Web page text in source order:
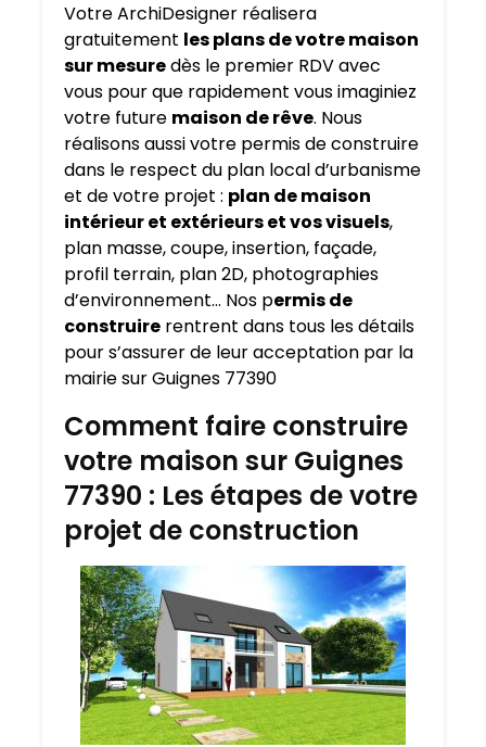
Votre ArchiDesigner réalisera
gratuitement les plans de votre maison
sur mesuredès le premier RDV avec
vous pour que rapidement vous imaginiez
votre future maison de rêve. Nous
réalisons aussi votre permis de construire
dans le respect du plan local d’urbanisme
et de votre projet : plan de maison
intérieur et extérieurs et vos visuels,
plan masse, coupe, insertion, façade,
profil terrain, plan 2D, photographies
d’environnement… Nos permis de
construire rentrent dans tous les détails
pour s’assurer de leur acceptation par la
mairie sur Guignes 77390
Comment faire construire
votre maison sur Guignes
77390 : Les étapes de votre
projet de construction